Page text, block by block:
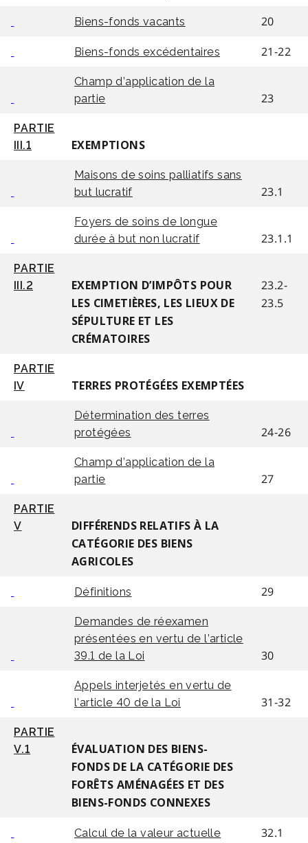
Biens-fonds vacants 20
Biens-fonds excédentaires 21-22
Champ d’application de la
partie
23
PARTIE
III.1
EXEMPTIONS
Maisons de soins palliatifs sans
but lucratif
23.1
Foyers de soins de longue
durée à but non lucratif
23.1.1
PARTIE
III.2
EXEMPTION D’IMPÔTS POUR
LES CIMETIÈRES, LES LIEUX DE
SÉPULTURE ET LES
CRÉMATOIRES
23.2-
23.5
PARTIE
IV
TERRES PROTÉGÉES EXEMPTÉES
Détermination des terres
protégées
24-26
Champ d’application de la
partie
27
PARTIE
V
DIFFÉRENDS RELATIFS À LA
CATÉGORIE DES BIENS
AGRICOLES
Définitions 29
Demandes de réexamen
présentées en vertu de l’article
39.1 de la Loi
30
Appels interjetés en vertu de
l’article 40 de la Loi
31-32
PARTIE
V.1
ÉVALUATION DES BIENS-
FONDS DE LA CATÉGORIE DES
FORÊTS AMÉNAGÉES ET DES
BIENS-FONDS CONNEXES
Calcul de la valeur actuelle 32.1